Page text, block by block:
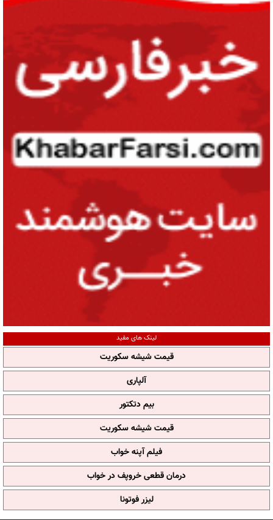
لینک های مفید
قیمت شیشه سکوریت
آلپاری
بیم دتکتور
قیمت شیشه سکوریت
فیلم آپنه خواب
درمان قطعی خروپف در خواب
لیزر فوتونا